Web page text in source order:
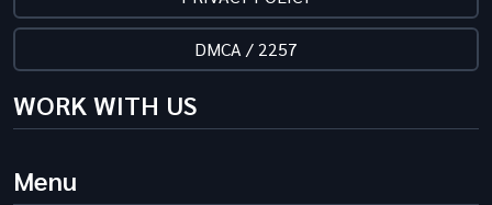
DMCA / 2257
WORK WITH US
Menu